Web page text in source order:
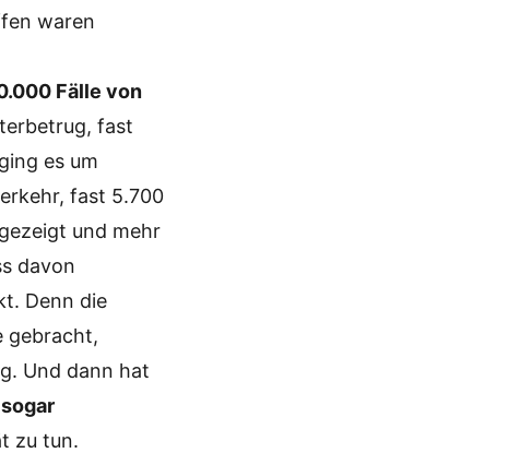
waren
Fälle von
fast
es um
fast 5.700
und mehr
davon
. Denn die
gebracht,
Und dann hat
zu tun.